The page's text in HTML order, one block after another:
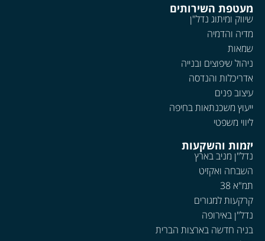
מעטפת השירותים
שיווק ומיתוג נדל"ן
מדיה והדמיה
שמאות
ניהול שיפוצים ובנייה
אדריכלות והנדסה
עיצוב פנים
ייעוץ משכנתאות בחיפה
ליווי משפטי
יזמות והשקעות
נדל"ן מניב בארץ
השבחה ואקזיט
תמ"א 38
קרקעות למגורים
נדל"ן באירופה
בניה חדשה בארצות הברית